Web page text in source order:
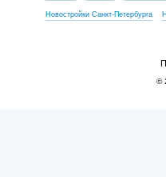
Новостройки Санкт-Петербурга
©